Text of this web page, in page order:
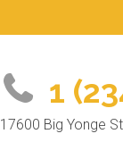
1
17600 Big Yonge